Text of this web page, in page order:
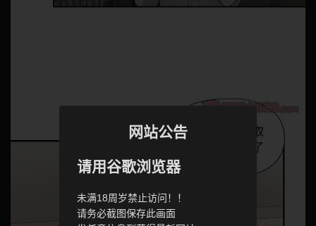
网站公告
请用谷歌浏览器
未满18周岁禁止访问！！
请务必截图保存此画面